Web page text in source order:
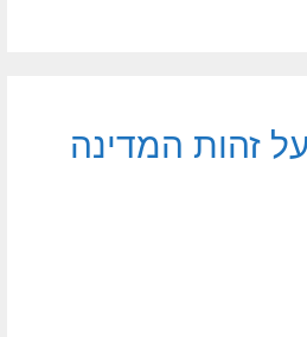
זהות המדינה